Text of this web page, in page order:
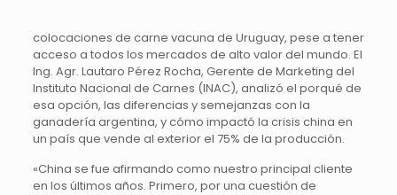
colocaciones de carne vacuna de Uruguay, pese a tener
acceso a todos los mercados de alto valor del mundo. El
Ing. Agr. Lautaro Pérez Rocha, Gerente de Marketing del
Instituto Nacional de Carnes (INAC), analizó el porqué de
esa opción, las diferencias y semejanzas con la
ganadería argentina, y cómo impactó la crisis china en
un país que vende al exterior el 75% de la producción.
«China se fue afirmando como nuestro principal cliente
en los últimos años. Primero, por una cuestión de